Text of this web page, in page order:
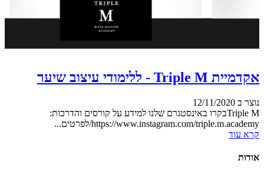
אקדמיית Triple M - ללימודי עיצוב שיער
נוצר ב 12/11/2020
Triple Mבקרו באינסטגרם שלנו למידע על קורסים והדרכות:
https://www.instagram.com/triple.m.academy/לפרטים...
קרא עוד
אודות